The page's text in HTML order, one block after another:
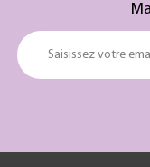
Saisissez votre